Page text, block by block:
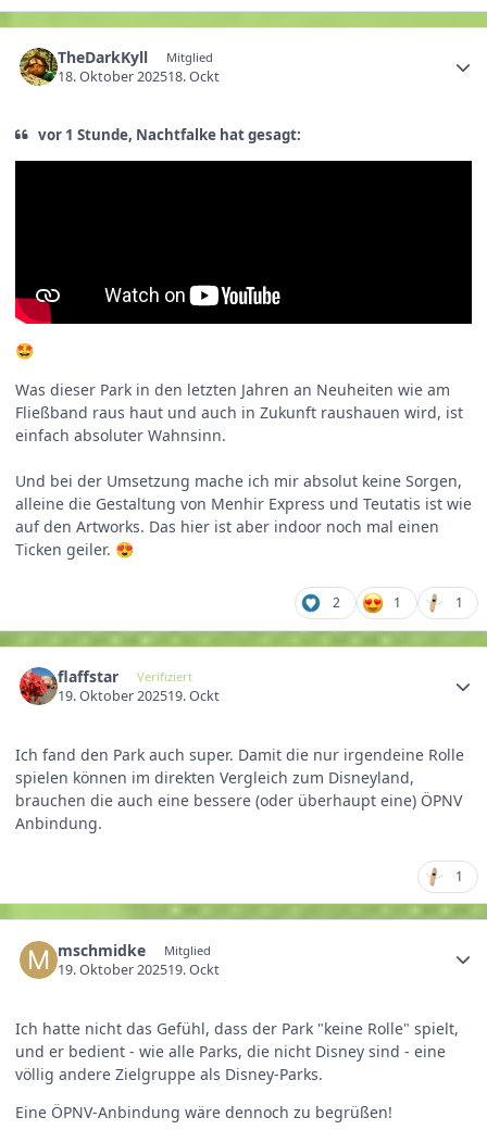
TheDarkKyll Mitglied
18. Oktober 202518. Ockt
vor 1 Stunde, Nachtfalke hat gesagt:
🤩
Was dieser Park in den letzten Jahren an Neuheiten wie am
Fließband raus haut und auch in Zukunft raushauen wird, ist
einfach absoluter Wahnsinn.
Und bei der Umsetzung mache ich mir absolut keine Sorgen,
alleine die Gestaltung von Menhir Express und Teutatis ist wie
auf den Artworks. Das hier ist aber indoor noch mal einen
Ticken geiler. 😍
2 1 1
flaffstar Verifiziert
19. Oktober 202519. Ockt
Ich fand den Park auch super. Damit die nur irgendeine Rolle
spielen können im direkten Vergleich zum Disneyland,
brauchen die auch eine bessere (oder überhaupt eine) ÖPNV
Anbindung.
1
mschmidke Mitglied
19. Oktober 202519. Ockt
Ich hatte nicht das Gefühl, dass der Park "keine Rolle" spielt,
und er bedient - wie alle Parks, die nicht Disney sind - eine
völlig andere Zielgruppe als Disney-Parks.
Eine ÖPNV-Anbindung wäre dennoch zu begrüßen!